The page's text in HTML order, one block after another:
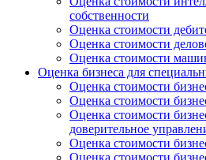
собственности
Оценка стоимости
Оценка стоимости
Оценка стоимости
Оценка бизнеса для
Оценка стоимости
Оценка стоимости
Оценка стоимости
доверительное
Оценка стоимости
Оценка стоимости